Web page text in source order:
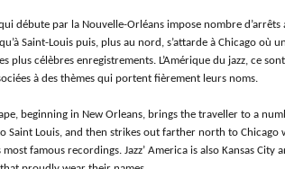
débute par la Nouvelle-Orléans impose nombre d’arrêts
Saint-Louis puis, plus au nord, s’attarde à Chicago où
plus célèbres enregistrements. L’Amérique du jazz, ce
à des thèmes qui portent fièrement leurs noms.
beginning in New Orleans, brings the traveller to a
Saint Louis, and then strikes out farther north to Chicago
famous recordings. Jazz’ America is also Kansas City